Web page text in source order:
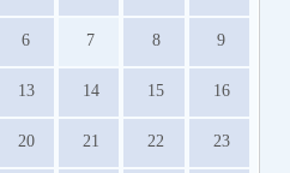
6 7 8 9
13 14 15 16
20 21 22 23